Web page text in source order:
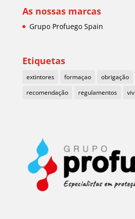
As nossas marcas
Grupo Profuego Spain
Etiquetas
extintores formaçao obrigação
recomendação
regulamentos viv